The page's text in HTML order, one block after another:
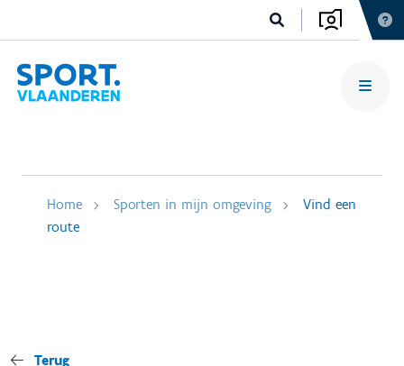
Home Sporten in mijn omgeving
Vind een
route
Terug